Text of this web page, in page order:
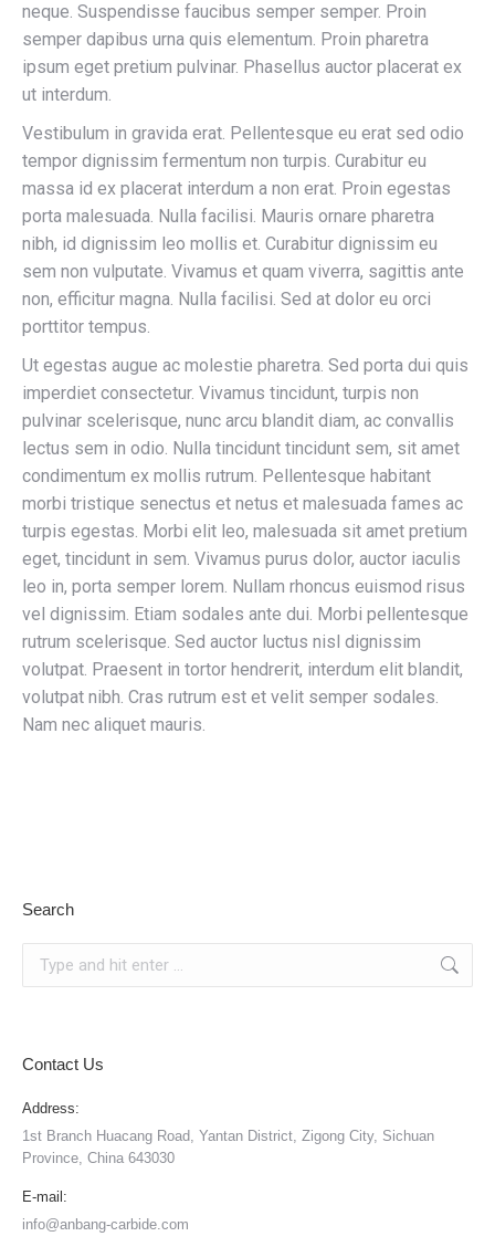
neque. Suspendisse faucibus semper semper. Proin
semper dapibus urna quis elementum. Proin pharetra
ipsum eget pretium pulvinar. Phasellus auctor placerat ex
ut interdum.
Vestibulum in gravida erat. Pellentesque eu erat sed odio
tempor dignissim fermentum non turpis. Curabitur eu
massa id ex placerat interdum a non erat. Proin egestas
porta malesuada. Nulla facilisi. Mauris ornare pharetra
nibh, id dignissim leo mollis et. Curabitur dignissim eu
sem non vulputate. Vivamus et quam viverra, sagittis ante
non, efficitur magna. Nulla facilisi. Sed at dolor eu orci
porttitor tempus.
Ut egestas augue ac molestie pharetra. Sed porta dui quis
imperdiet consectetur. Vivamus tincidunt, turpis non
pulvinar scelerisque, nunc arcu blandit diam, ac convallis
lectus sem in odio. Nulla tincidunt tincidunt sem, sit amet
condimentum ex mollis rutrum. Pellentesque habitant
morbi tristique senectus et netus et malesuada fames ac
turpis egestas. Morbi elit leo, malesuada sit amet pretium
eget, tincidunt in sem. Vivamus purus dolor, auctor iaculis
leo in, porta semper lorem. Nullam rhoncus euismod risus
vel dignissim. Etiam sodales ante dui. Morbi pellentesque
rutrum scelerisque. Sed auctor luctus nisl dignissim
volutpat. Praesent in tortor hendrerit, interdum elit blandit,
volutpat nibh. Cras rutrum est et velit semper sodales.
Nam nec aliquet mauris.
Search
Contact Us
Address:
1st Branch Huacang Road, Yantan District, Zigong City, Sichuan
Province, China 643030
E-mail:
info@anbang-carbide.com